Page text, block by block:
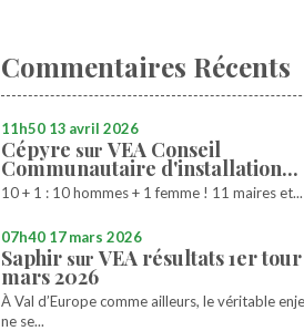
Commentaires Récents
11h50 13 avril 2026
Cépyre sur VEA Conseil
Communautaire d'installation...
10 + 1 : 10 hommes + 1 femme ! 11 maires et...
07h40 17mars 2026
Saphir sur VEA résultats 1er tour
mars 2026
À Val d’Europe comme ailleurs, le véritable
ne se...